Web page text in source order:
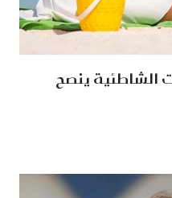
الشاطئية ينصح